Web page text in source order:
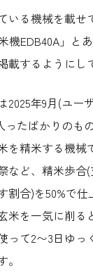
いる機械を載せ
機EDB40A」と
載するようにし
2025年9月(ユー
ったばかりのも
精米する機械
など、精米歩合
割合)を50%で
米を一気に削る
って2〜3日ゆっ